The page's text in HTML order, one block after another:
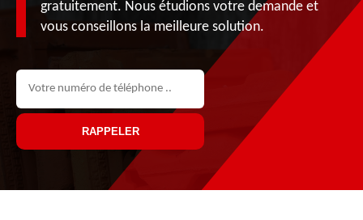
gratuitement. Nous étudions votre demande et
vous conseillons la meilleure solution.